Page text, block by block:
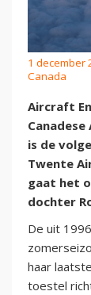
1 december
Canada
Aircraft
is de
Twente
gaat het
dochter
De uit
haar
toestel